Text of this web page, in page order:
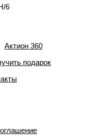
6
Актион 360
подарок